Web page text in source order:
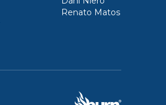
Renato Matos